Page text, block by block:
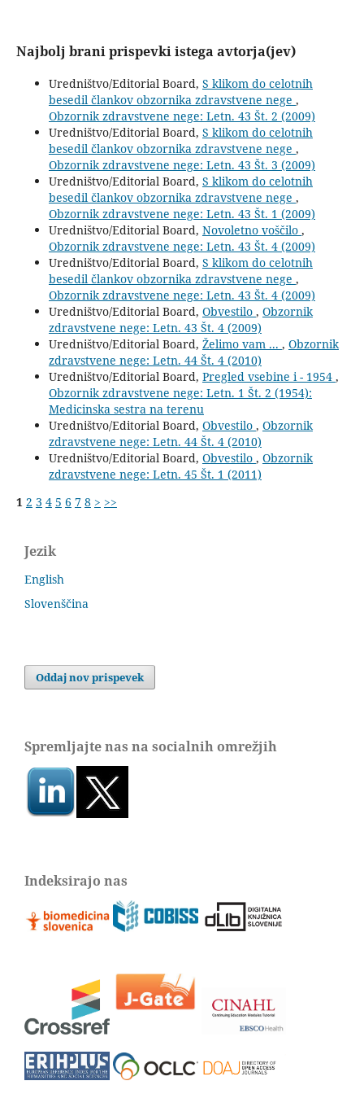
Najbolj brani prispevki istega avtorja(jev)
Uredništvo/Editorial Board, S klikom do celotnih
besedil člankov obzornika zdravstvene nege ,
Obzornik zdravstvene nege: Letn. 43 Št. 2 (2009)
Uredništvo/Editorial Board, S klikom do celotnih
besedil člankov obzornika zdravstvene nege ,
Obzornik zdravstvene nege: Letn. 43 Št. 3 (2009)
Uredništvo/Editorial Board, S klikom do celotnih
besedil člankov obzornika zdravstvene nege ,
Obzornik zdravstvene nege: Letn. 43 Št. 1 (2009)
Uredništvo/Editorial Board, Novoletno voščilo ,
Obzornik zdravstvene nege: Letn. 43 Št. 4 (2009)
Uredništvo/Editorial Board, S klikom do celotnih
besedil člankov obzornika zdravstvene nege ,
Obzornik zdravstvene nege: Letn. 43 Št. 4 (2009)
Uredništvo/Editorial Board, Obvestilo , Obzornik
zdravstvene nege: Letn. 43 Št. 4 (2009)
Uredništvo/Editorial Board, Želimo vam ... , Obzornik
zdravstvene nege: Letn. 44 Št. 4 (2010)
Uredništvo/Editorial Board, Pregled vsebine i - 1954 ,
Obzornik zdravstvene nege: Letn. 1 Št. 2 (1954):
Medicinska sestra na terenu
Uredništvo/Editorial Board, Obvestilo , Obzornik
zdravstvene nege: Letn. 44 Št. 4 (2010)
Uredništvo/Editorial Board, Obvestilo , Obzornik
zdravstvene nege: Letn. 45 Št. 1 (2011)
1 2 3 4 5 6 7 8 > >>
Jezik
English
Slovenščina
Oddaj nov prispevek
Spremljajte nas na socialnih omrežjih
Indeksirajo nas